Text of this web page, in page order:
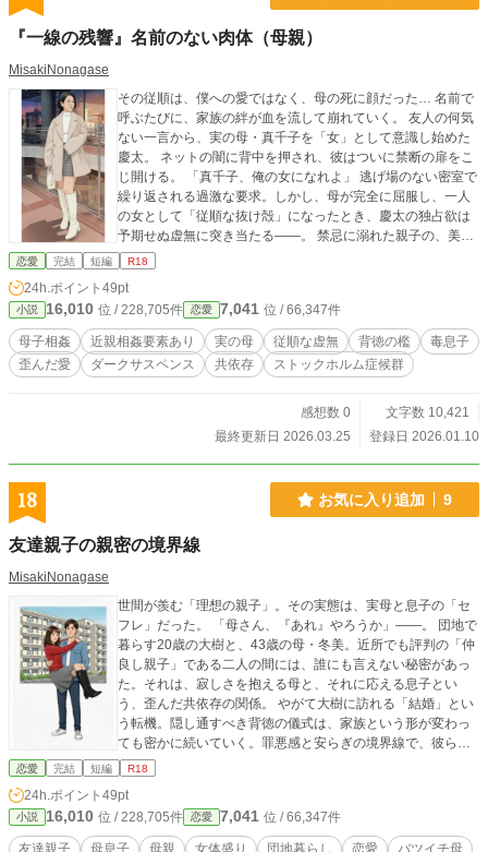
​『一線の残響』名前のない肉体（母親）
MisakiNonagase
その従順は、僕への愛ではなく、母の死に顔だった… 名前で
呼ぶたびに、家族の絆が血を流して崩れていく。 友人の何気
ない一言から、実の母・真千子を「女」として意識し始めた
慶太。 ネットの闇に背中を押され、彼はついに禁断の扉をこ
じ開ける。 「真千子、俺の女になれよ」 逃げ場のない密室で
繰り返される過激な要求。しかし、母が完全に屈服し、一人
の女として「従順な抜け殻」になったとき、慶太の独占欲は
予期せぬ虚無に突き当たる――。 禁忌に溺れた親子の、美し
くも醜い破滅の記録。
恋愛 完結 短編 R18
24h.ポイント 49pt
小説 16,010 位 / 228,705件 恋愛 7,041 位 / 66,347件
母子相姦 近親相姦要素あり 実の母 従順な虚無 背徳の檻
毒息子
歪んだ愛
ダークサスペンス 共依存 ストックホルム症候群
感想数 0
文字数 10,421
最終更新日 2026.03.25
登録日 2026.01.10
18 お気に入り追加 9
友達親子の親密の境界線
MisakiNonagase
世間が羨む「理想の親子」。その実態は、実母と息子の「セ
フレ」だった。 「母さん、『あれ』やろうか」――。 団地で
暮らす20歳の大樹と、43歳の母・冬美。近所でも評判の「仲
良し親子」である二人の間には、誰にも言えない秘密があっ
た。それは、寂しさを抱える母と、それに応える息子とい
う、歪んだ共依存の関係。 やがて大樹に訪れる「結婚」とい
う転機。隠し通すべき背徳の儀式は、家族という形が変わっ
ても密かに続いていく。罪悪感と安らぎの境界線で、彼らが
見つけた「幸せ」の答えとは。
恋愛 完結 短編 R18
24h.ポイント 49pt
小説 16,010 位 / 228,705件 恋愛 7,041 位 / 66,347件
友達親子 母息子 母親 女体盛り 団地暮らし 恋愛
バツイチ母